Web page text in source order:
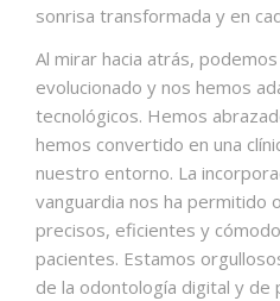
sonrisa transformada y en
Al mirar hacia atrás,
evolucionado y nos hemos
tecnológicos. Hemos
hemos convertido en una
nuestro entorno. La
vanguardia nos ha permitido
precisos, eficientes y
pacientes. Estamos
de la odontología digital y